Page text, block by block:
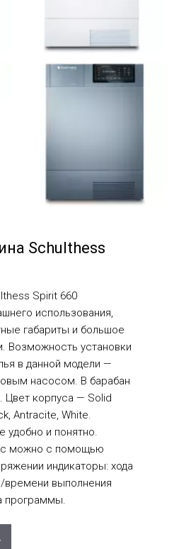
Schulthess
Spirit 660
использования,
габариты и большое
Возможность установки
в данной модели —
насосом. В барабан
Цвет корпуса — Solid
Antracite, White.
удобно и понятно.
можно с помощью
индикаторы: хода
выполнения
программы.